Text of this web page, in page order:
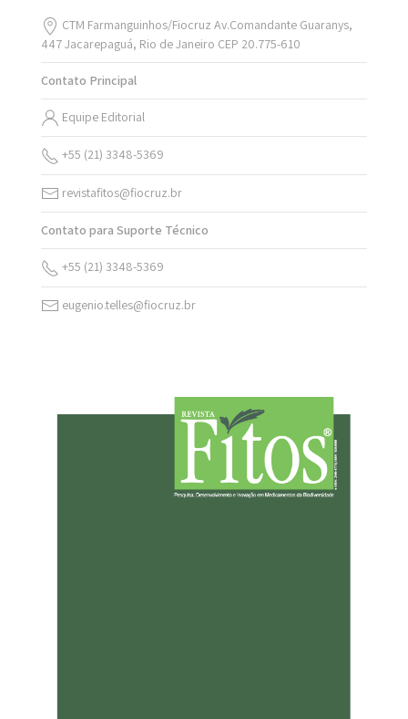
CTM Farmanguinhos/Fiocruz Av.Comandante Guaranys,
447 Jacarepaguá, Rio de Janeiro CEP 20.775-610
Contato Principal
Equipe Editorial
+55 (21) 3348-5369
revistafitos@fiocruz.br
Contato para Suporte Técnico
+55 (21) 3348-5369
eugenio.telles@fiocruz.br